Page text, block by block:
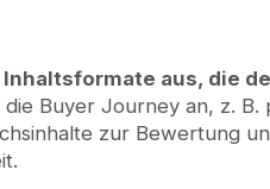
Inhaltsformate aus, die
die Buyer Journey an, z.
zur Bewertung